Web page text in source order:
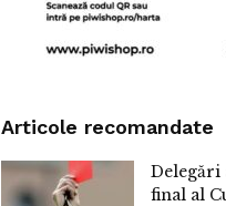
Articole recomandate
final al